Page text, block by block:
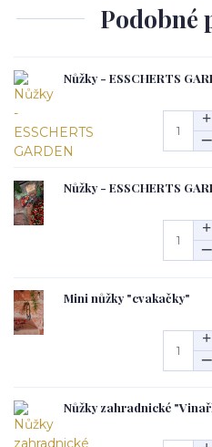
Podobné
Nůžky - ESSCHERTS
Nůžky - ESSCHERTS
Mini nůžky "cvakačky"
Nůžky zahradnické